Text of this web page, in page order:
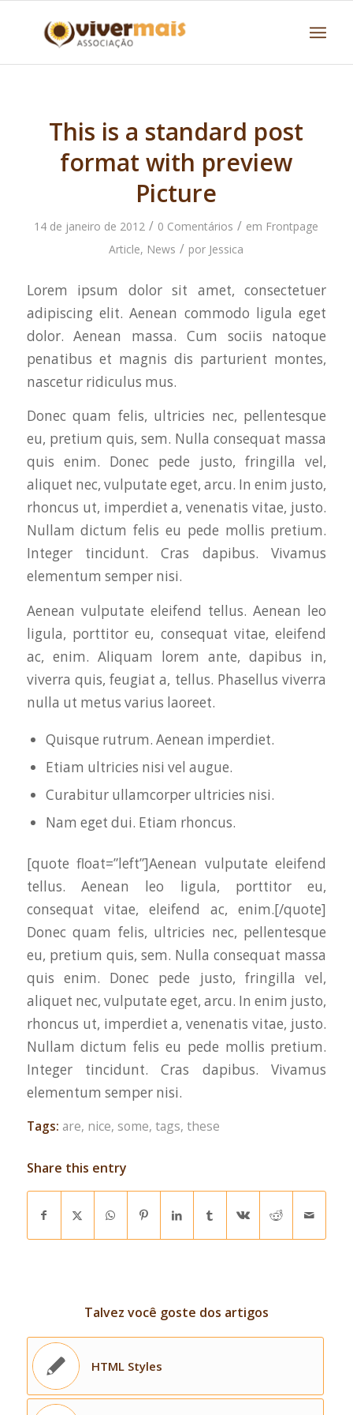
This is a standard post
format with preview
Picture
14 de janeiro de 2012 / 0 Comentários / em Frontpage
Article, News / por Jessica
Lorem ipsum dolor sit amet, consectetuer
adipiscing elit. Aenean commodo ligula eget
dolor. Aenean massa. Cum sociis natoque
penatibus et magnis dis parturient montes,
nascetur ridiculus mus.
Donec quam felis, ultricies nec, pellentesque
eu, pretium quis, sem. Nulla consequat massa
quis enim. Donec pede justo, fringilla vel,
aliquet nec, vulputate eget, arcu. In enim justo,
rhoncus ut, imperdiet a, venenatis vitae, justo.
Nullam dictum felis eu pede mollis pretium.
Integer tincidunt. Cras dapibus. Vivamus
elementum semper nisi.
Aenean vulputate eleifend tellus. Aenean leo
ligula, porttitor eu, consequat vitae, eleifend
ac, enim. Aliquam lorem ante, dapibus in,
viverra quis, feugiat a, tellus. Phasellus viverra
nulla ut metus varius laoreet.
Quisque rutrum. Aenean imperdiet.
Etiam ultricies nisi vel augue.
Curabitur ullamcorper ultricies nisi.
Nam eget dui. Etiam rhoncus.
[quote float=”left”]Aenean vulputate eleifend
tellus. Aenean leo ligula, porttitor eu,
consequat vitae, eleifend ac, enim.[/quote]
Donec quam felis, ultricies nec, pellentesque
eu, pretium quis, sem. Nulla consequat massa
quis enim. Donec pede justo, fringilla vel,
aliquet nec, vulputate eget, arcu. In enim justo,
rhoncus ut, imperdiet a, venenatis vitae, justo.
Nullam dictum felis eu pede mollis pretium.
Integer tincidunt. Cras dapibus. Vivamus
elementum semper nisi.
Tags: are, nice, some, tags, these
Share this entry
Talvez você goste dos artigos
HTML Styles